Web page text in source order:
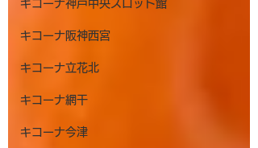
キコーナ神戸中央スロット館
キコーナ阪神西宮
キコーナ立花北
キコーナ網干
キコーナ今津